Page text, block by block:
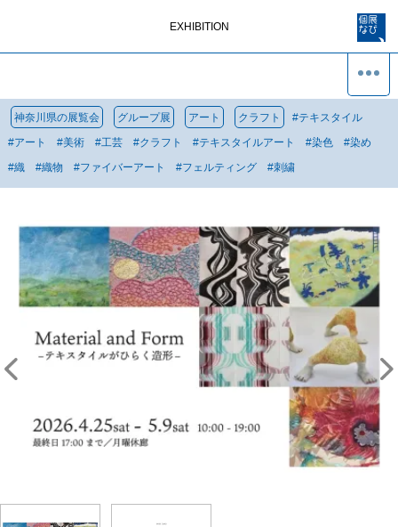
EXHIBITION
神奈川県の展覧会 グループ展 アート クラフト #テキスタイル
#アート #美術 #工芸 #クラフト #テキスタイルアート #染色 #染め
#織 #織物 #ファイバーアート #フェルティング #刺繍